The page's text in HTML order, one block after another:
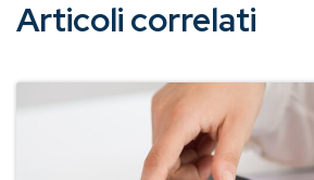
Articoli correlati